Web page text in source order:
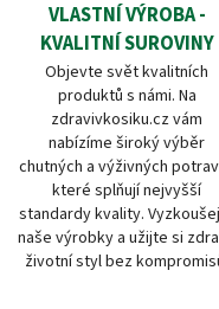
VLASTNÍ VÝROBA -
KVALITNÍ SUROVINY
Objevte svět kvalitních
produktů s námi. Na
zdravivkosiku.cz vám
nabízíme široký výběr
chutných a výživných
které splňují nejvyšší
standardy kvality.
naše výrobky a užijte si
životní styl bez